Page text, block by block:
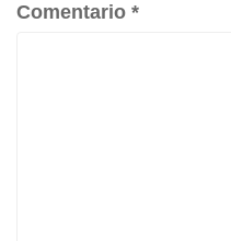
Comentario *